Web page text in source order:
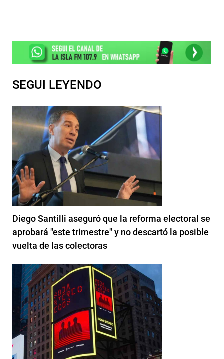
SEGUI LEYENDO
Diego Santilli aseguró que la reforma electoral se
aprobará "este trimestre" y no descartó la posible
vuelta de las colectoras